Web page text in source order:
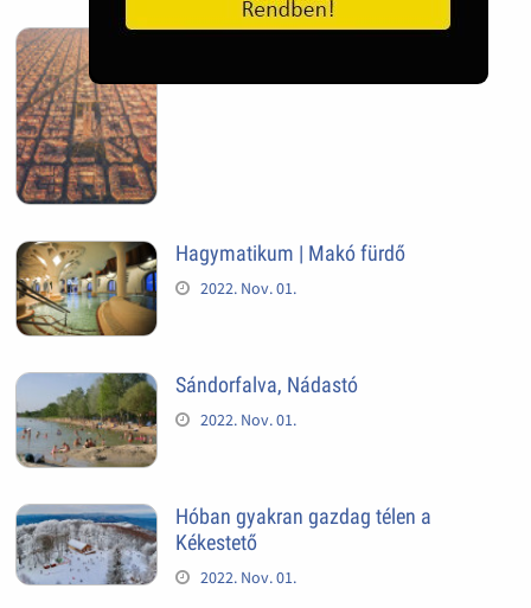
Hagymatikum | Makó fürdő
2022. Nov. 01.
Sándorfalva, Nádastó
2022. Nov. 01.
Hóban gyakran gazdag télen a
Kékestető
2022. Nov. 01.